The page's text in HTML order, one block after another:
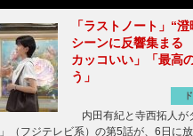
「ラストノート」“
シーンに反響集まる
カッコいい」「最高
う」
内田有紀と寺西拓人が
（フジテレビ系）の第5話が、6日に